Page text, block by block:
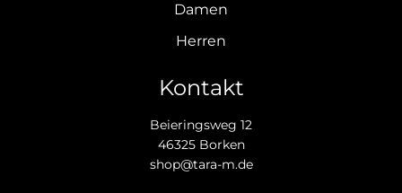
Damen
Herren
Kontakt
Beieringsweg 12
46325 Borken
shop@tara-m.de